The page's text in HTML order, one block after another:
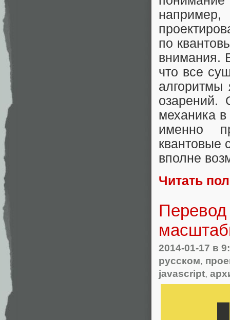
по
внимания.
что все
алгоритмы
озарений.
механика в
именно
квантовые
вполне
Читать
2014-01-17 в
русском,
javascript,